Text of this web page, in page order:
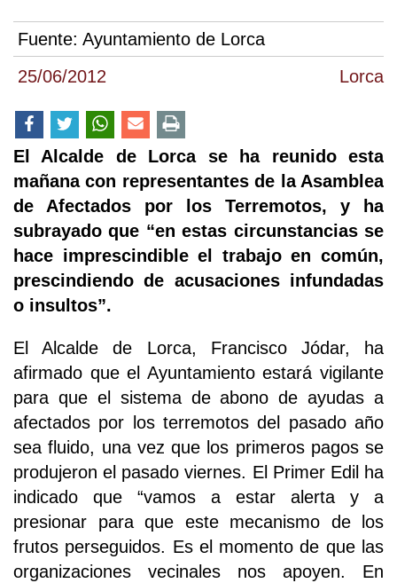
25/06/2012 Lorca
Fuente: Ayuntamiento de Lorca
El Alcalde de Lorca se ha reunido esta
mañana con representantes de la Asamblea
de Afectados por los Terremotos, y ha
subrayado que “en estas circunstancias se
hace imprescindible el trabajo en común,
prescindiendo de acusaciones infundadas
o insultos”.
El Alcalde de Lorca, Francisco Jódar, ha
afirmado que el Ayuntamiento estará vigilante
para que el sistema de abono de ayudas a
afectados por los terremotos del pasado año
sea fluido, una vez que los primeros pagos se
produjeron el pasado viernes. El Primer Edil ha
indicado que “vamos a estar alerta y a
presionar para que este mecanismo de los
frutos perseguidos. Es el momento de que las
organizaciones vecinales nos apoyen. En